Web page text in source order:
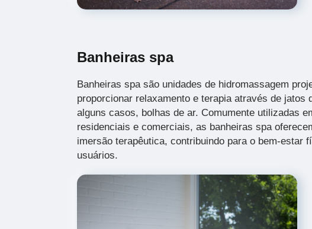
Banheiras spa
Banheiras spa são unidades de hidromassagem
proporcionar relaxamento e terapia através de jatos
alguns casos, bolhas de ar. Comumente utilizadas
residenciais e comerciais, as banheiras spa
imersão terapêutica, contribuindo para o bem-estar
usuários.